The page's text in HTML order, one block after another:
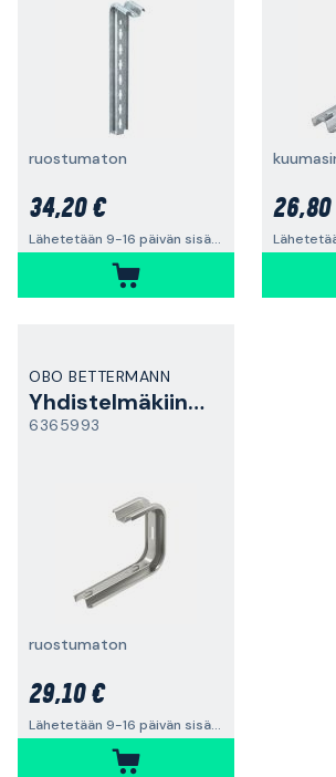
ruostumaton
34,20 €
Lähetetään 9-16 päivän sisällä
26,80
OBO BETTERMANN
Yhdistelmäkiinnike
6365993
ruostumaton
29,10 €
Lähetetään 9-16 päivän sisällä